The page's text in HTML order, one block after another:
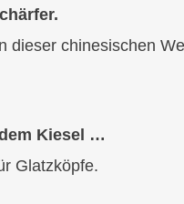
dieser chinesischen
Kiesel …
Glatzköpfe.